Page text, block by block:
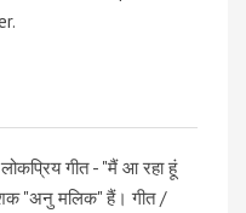
गीत - "मैं आ रहा हूं
"अनु मलिक" हैं। गीत /